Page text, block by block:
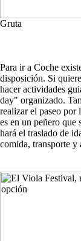
Gruta
Para ir a Coche
disposición. Si
hacer actividades
day" organizado.
realizar el paseo por
es en un peñero que
hará el traslado de
comida, transporte y